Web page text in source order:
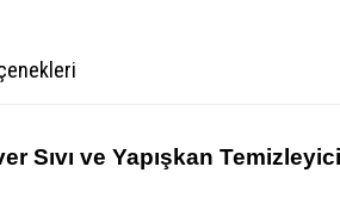
Sıvı ve Yapışkan